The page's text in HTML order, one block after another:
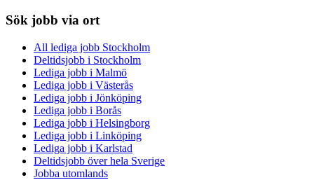
Sök jobb via ort
All lediga jobb Stockholm
Deltidsjobb i Stockholm
Lediga jobb i Malmö
Lediga jobb i Västerås
Lediga jobb i Jönköping
Lediga jobb i Borås
Lediga jobb i Helsingborg
Lediga jobb i Linköping
Lediga jobb i Karlstad
Deltidsjobb över hela Sverige
Jobba utomlands